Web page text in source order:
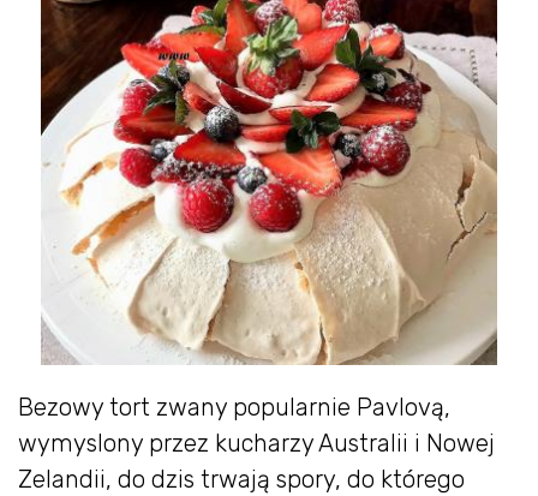
Bezowy tort zwany popularnie Pavlovą,
wymyslony przez kucharzy Australii i Nowej
Zelandii, do dzis trwają spory, do którego